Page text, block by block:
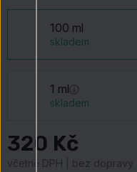
100 ml
skladem
1 ml
skladem
320 Kč
včetně DPH | bez dopravy